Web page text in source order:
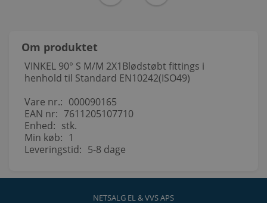
Om produktet
VINKEL 90° S M/M 2X1Blødstøbt fittings i
henhold til Standard EN10242(ISO49)
Vare nr.: 000090165
EAN nr: 7611205107710
Enhed: stk.
Min køb: 1
Leveringstid: 5-8 dage
NETSALG EL & VVS APS